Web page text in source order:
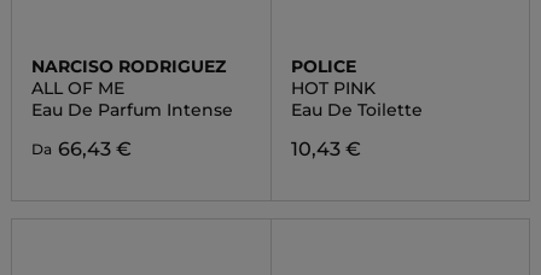
NARCISO RODRIGUEZ
ALL OF ME
Eau De Parfum Intense
Da 66,43 €
POLICE
HOT PINK
Eau De Toilette
10,43 €